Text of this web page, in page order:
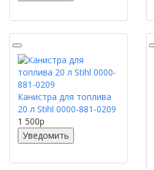
Канистра для топлива
20 л Stihl 0000-881-0209
1 500p
Уведомить